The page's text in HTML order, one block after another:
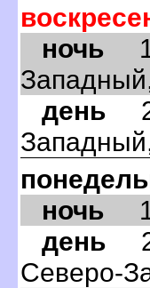
ночь
день
ночь
день
Северо-